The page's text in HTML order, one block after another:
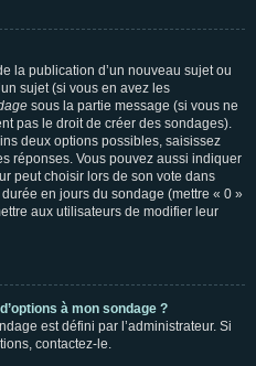
la publication d’un nouveau sujet ou
sujet (si vous en avez les
sous la partie message (si vous ne
pas le droit de créer des sondages).
deux options possibles, saisissez
réponses. Vous pouvez aussi indiquer
peut choisir lors de son vote dans
en jours du sondage (mettre « 0 »
aux utilisateurs de modifier leur
à mon sondage ?
est défini par l’administrateur. Si
contactez-le.